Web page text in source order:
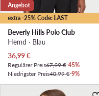
extra -25% Code: LAST
Angebot
Beverly Hills Polo Club
Hemd · Blau
Aktueller Preis
36,99€
Regulärer Preis67,99 €-45%
Niedrigster Preis40,99 €-9%